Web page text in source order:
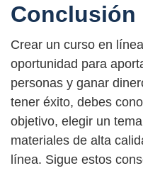
Conclusión
Crear un curso en
oportunidad para
personas y ganar
tener éxito, debes
objetivo, elegir un
materiales de alta
línea. Sigue estos